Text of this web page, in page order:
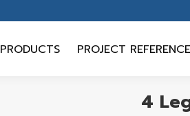
PRODUCTS PROJECT REFERENCE
4